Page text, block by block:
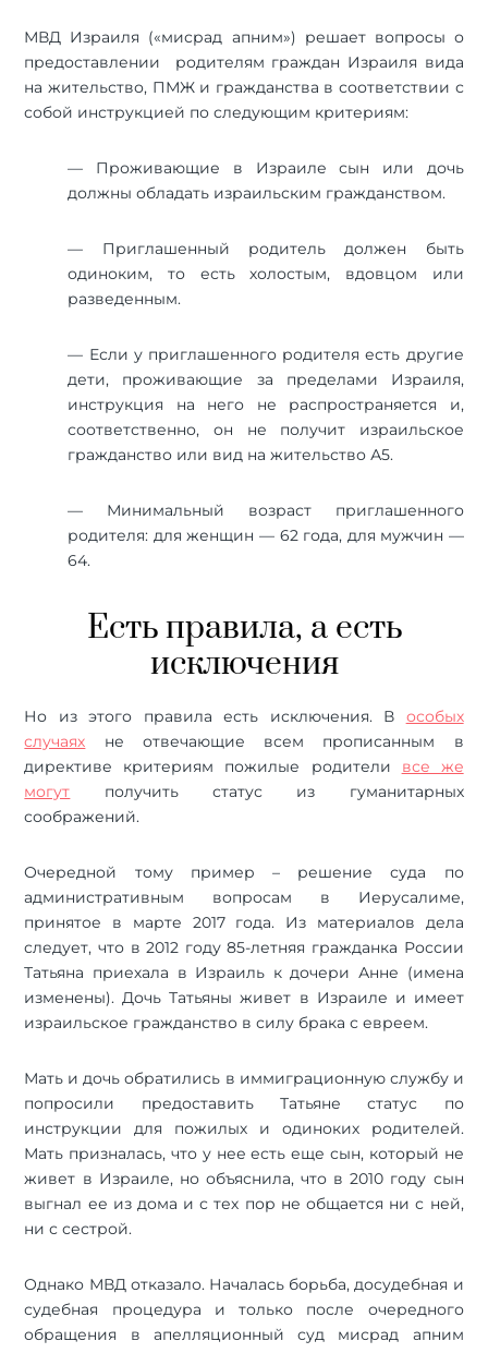
МВД Израиля («мисрад апним») решает вопросы о
предоставлении родителям граждан Израиля вида
на жительство, ПМЖ и гражданства в соответствии с
собой инструкцией по следующим критериям:
— Проживающие в Израиле сын или дочь
должны обладать израильским гражданством.
— Приглашенный родитель должен быть
одиноким, то есть холостым, вдовцом или
разведенным.
— Если у приглашенного родителя есть другие
дети, проживающие за пределами Израиля,
инструкция на него не распространяется и,
соответственно, он не получит израильское
гражданство или вид на жительство А5.
— Минимальный возраст приглашенного
родителя: для женщин — 62 года, для мужчин —
64.
Есть правила, а есть
исключения
Но из этого правила есть исключения. В особых
случаях не отвечающие всем прописанным в
директиве критериям пожилые родители все же
могут получить статус из гуманитарных
соображений.
Очередной тому пример – решение суда по
административным вопросам в Иерусалиме,
принятое в марте 2017 года. Из материалов дела
следует, что в 2012 году 85-летняя гражданка России
Татьяна приехала в Израиль к дочери Анне (имена
изменены). Дочь Татьяны живет в Израиле и имеет
израильское гражданство в силу брака с евреем.
Мать и дочь обратились в иммиграционную службу и
попросили предоставить Татьяне статус по
инструкции для пожилых и одиноких родителей.
Мать призналась, что у нее есть еще сын, который не
живет в Израиле, но объяснила, что в 2010 году сын
выгнал ее из дома и с тех пор не общается ни с ней,
ни с сестрой.
Однако МВД отказало. Началась борьба, досудебная и
судебная процедура и только после очередного
обращения в апелляционный суд мисрад апним